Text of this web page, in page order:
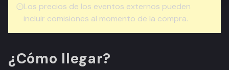
Los precios de los eventos externos pueden
incluir comisiones al momento de la compra.
¿Cómo llegar?